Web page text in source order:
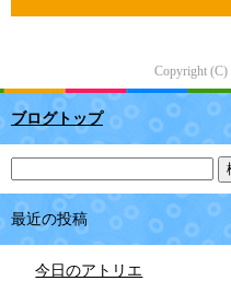
Copyright
ブログトップ
最近の投稿
今日のアトリエ